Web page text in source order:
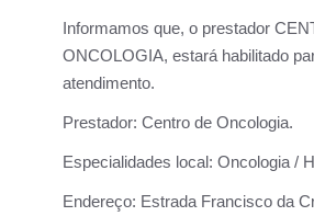
Informamos que, o prestador
ONCOLOGIA, estará habilitado
atendimento.
Prestador: Centro de Oncologia.
Especialidades local: Oncologia /
Endereço: Estrada Francisco da